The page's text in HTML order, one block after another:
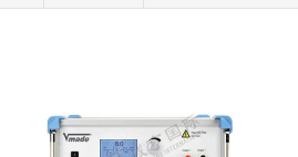
虹润/HR
弘圣机电/HSJD